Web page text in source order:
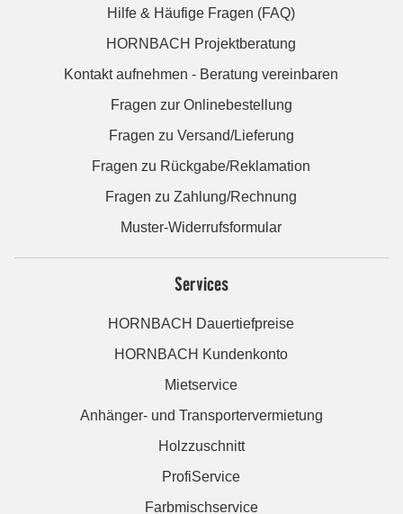
Hilfe & Häufige Fragen (FAQ)
HORNBACH Projektberatung
Kontakt aufnehmen - Beratung vereinbaren
Fragen zur Onlinebestellung
Fragen zu Versand/Lieferung
Fragen zu Rückgabe/Reklamation
Fragen zu Zahlung/Rechnung
Muster-Widerrufsformular
Services
HORNBACH Dauertiefpreise
HORNBACH Kundenkonto
Mietservice
Anhänger- und Transportervermietung
Holzzuschnitt
ProfiService
Farbmischservice